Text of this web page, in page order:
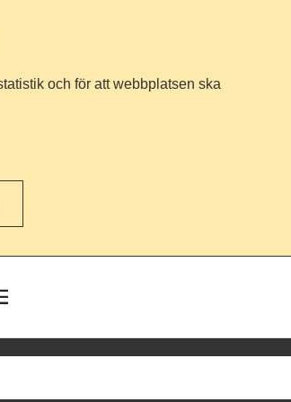
och för att webbplatsen ska